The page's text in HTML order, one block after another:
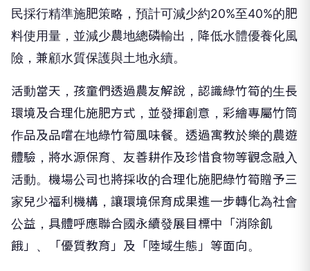
民採行精準施肥策略，預計可減少約20%至40%的肥
料使用量，並減少農地總磷輸出，降低水體優養化風
險，兼顧水質保護與土地永續。
活動當天，孩童們透過農友解說，認識綠竹筍的生長
環境及合理化施肥方式，並發揮創意，彩繪專屬竹筒
作品及品嚐在地綠竹筍風味餐。透過寓教於樂的農遊
體驗，將水源保育、友善耕作及珍惜食物等觀念融入
活動。機場公司也將採收的合理化施肥綠竹筍贈予三
家兒少福利機構，讓環境保育成果進一步轉化為社會
公益，具體呼應聯合國永續發展目標中「消除飢
餓」、「優質教育」及「陸域生態」等面向。